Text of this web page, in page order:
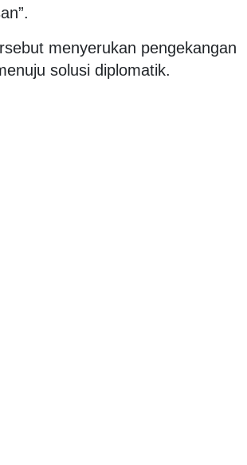
menyerukan pengekangan
solusi diplomatik.